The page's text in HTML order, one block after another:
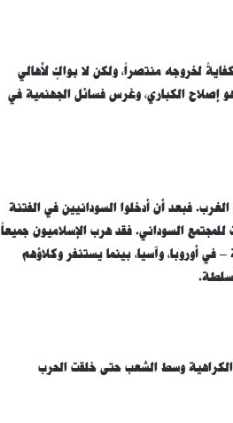
لخروجه منتصراً، ولكن لا بواكٍ لأهالي
إصلاح الكباري، وغرس فسائل الجهنمية في
فبعد أن أدخلوا السودانيين في الفتنة
السوداني. فقد هرب الإسلاميون جميعاً
في أوروبا، وآسيا، بينما يستنفر وكلاؤهم
وسط الشعب حتى خلقت الحرب